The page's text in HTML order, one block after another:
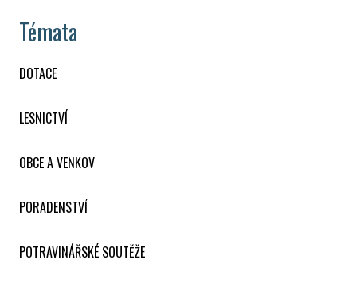
Témata
DOTACE
LESNICTVÍ
OBCE A VENKOV
PORADENSTVÍ
POTRAVINÁŘSKÉ SOUTĚŽE